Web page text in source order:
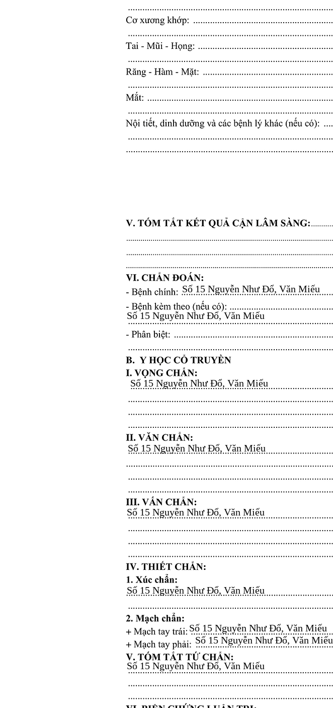
Số 15 Nguyễn Như Đổ, Văn Miếu​​​​
Số 15 Nguyễn Như Đổ, Văn Miếu​​​​
Số 15 Nguyễn Như Đổ, Văn Miếu​​​​
Số 15 Nguyễn Như Đổ, Văn Miếu​​​​
Số 15 Nguyễn Như Đổ, Văn Miếu​​​​
Số 15 Nguyễn Như Đổ, Văn Miếu​​​​
Số 15 Nguyễn Như Đổ, Văn Miếu​​​​
Số 15 Nguyễn Như Đổ, Văn Miếu​​​​
Số 15 Nguyễn Như Đổ, Văn Miếu​​​​